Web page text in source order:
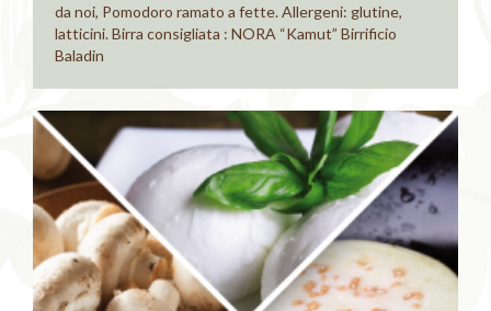
da noi, Pomodoro ramato a fette. Allergeni: glutine,
latticini. Birra consigliata : NORA “Kamut” Birrificio
Baladin